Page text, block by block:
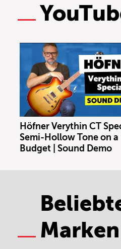
Höfner Verythin CT
Semi-Hollow Tone on a
Budget | Sound Demo
Marken